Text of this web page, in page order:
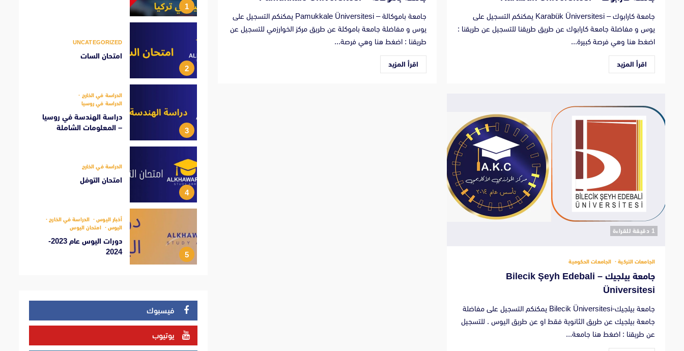
جامعة كارابوك – Karabük Üniversitesi يمكنكم التسجيل على
يوس و مفاضلة جامعة كارابوك عن طريق طريقنا للتسجيل عن طريقنا :
اضغط هنا وهي فرصة كبيرة...
اقرأ المزيد
جامعة باموكالة – Pamukkale Üniversitesi يمكنكم التسجيل على
يوس و مفاضلة جامعة باموكلة عن طريق مركز الخوارزمي للتسجيل عن
طريقنا : اضغط هنا وهي فرصة...
اقرأ المزيد
‫1 دقيقة للقراءة
الجامعات التركية الجامعات الحكومية
جامعة بيلجيك – Bilecik Şeyh Edebali
Üniversitesi
جامعة بيلجيك-Bilecik Üniversitesi يمكنكم التسجيل على مفاضلة
جامعة بيلجيك عن طريق الثانوية فقط او عن طريق اليوس . للتسجيل
عن طريقنا : اضغط هنا جامعة...
1
2
UNCATEGORIZED
امتحان السات
3
الدراسة في الخارج
الدراسة في روسيا
دراسة الهندسة في روسيا
– المعلومات الشاملة
4
الدراسة في الخارج
امتحان التوفل
5
أخبار اليوس
الدراسة في الخارج
اليوس
امتحان اليوس
دورات اليوس عام 2023-
2024
فيسبوك
يوتيوب